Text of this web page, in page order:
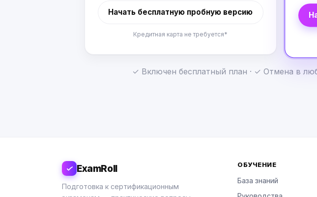
Начать бесплатную пробную версию
Кредитная карта не требуется*
✓ Включен бесплатный план · ✓ Отмена в
ExamRoll
Подготовка к сертификационным
ОБУЧЕНИЕ
База знаний